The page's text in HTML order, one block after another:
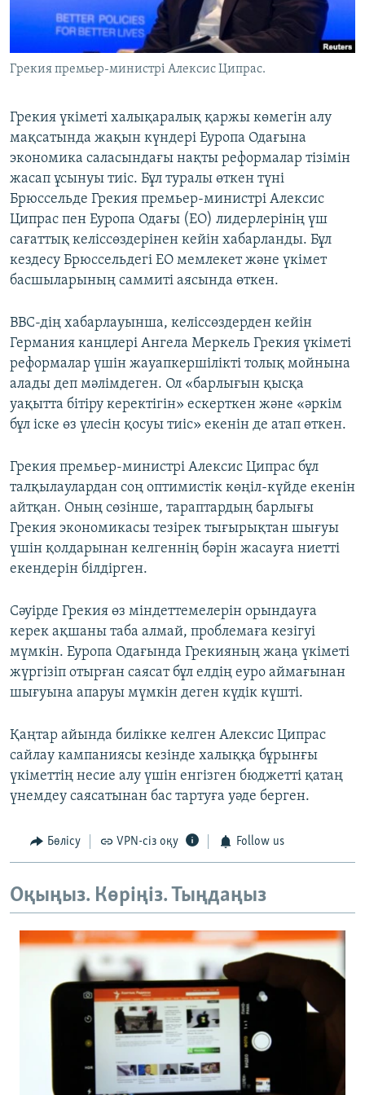
ЖАЗЫЛЫҢЫЗ
Грекия премьер-министрі Алексис Ципрас.
Грекия үкіметі халықаралық қаржы көмегін алу
мақсатында жақын күндері Еуропа Одағына
экономика саласындағы нақты реформалар тізімін
жасап ұсынуы тиіс. Бұл туралы өткен түні
Брюссельде Грекия премьер-министрі Алексис
Ципрас пен Еуропа Одағы (ЕО) лидерлерінің үш
сағаттық келіссөздерінен кейін хабарланды. Бұл
кездесу Брюссельдегі ЕО мемлекет және үкімет
басшыларының саммиті аясында өткен.
ВВС-дің хабарлауынша, келіссөздерден кейін
Германия канцлері Ангела Меркель Грекия үкіметі
реформалар үшін жауапкершілікті толық мойнына
алады деп мәлімдеген. Ол «барлығын қысқа
уақытта бітіру керектігін» ескерткен және «әркім
бұл іске өз үлесін қосуы тиіс» екенін де атап өткен.
Грекия премьер-министрі Алексис Ципрас бұл
талқылаулардан соң оптимистік көңіл-күйде екенін
айтқан. Оның сөзінше, тараптардың барлығы
Грекия экономикасы тезірек тығырықтан шығуы
үшін қолдарынан келгеннің бәрін жасауға ниетті
екендерін білдірген.
Сәуірде Грекия өз міндеттемелерін орындауға
керек ақшаны таба алмай, проблемаға кезігуі
мүмкін. Еуропа Одағында Грекияның жаңа үкіметі
жүргізіп отырған саясат бұл елдің еуро аймағынан
шығуына апаруы мүмкін деген күдік күшті.
Қаңтар айында билікке келген Алексис Ципрас
сайлау кампаниясы кезінде халыққа бұрынғы
үкіметтің несие алу үшін енгізген бюджетті қатаң
үнемдеу саясатынан бас тартуға уәде берген.
Бөлісу VPN-сіз оқу Follow us
Оқыңыз. Көріңіз. Тыңдаңыз